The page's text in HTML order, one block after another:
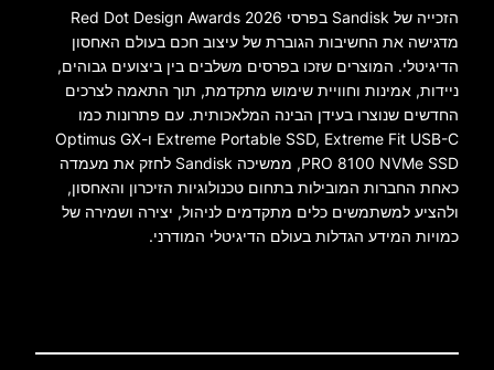
הזכייה של Sandisk בפרסי Red Dot Design Awards 2026
מדגישה את החשיבות הגוברת של עיצוב חכם בעולם האחסון
הדיגיטלי. המוצרים שזכו בפרסים משלבים בין ביצועים גבוהים,
ניידות, אמינות וחוויית שימוש מתקדמת, תוך התאמה לצרכים
החדשים שנוצרו בעידן הבינה המלאכותית. עם פתרונות כמו
Extreme Portable SSD, Extreme Fit USB-C ו-Optimus GX
PRO 8100 NVMe SSD, ממשיכה Sandisk לחזק את מעמדה
כאחת החברות המובילות בתחום טכנולוגיות הזיכרון והאחסון,
ולהציע למשתמשים כלים מתקדמים לניהול, יצירה ושמירה של
כמויות המידע הגדלות בעולם הדיגיטלי המודרני.